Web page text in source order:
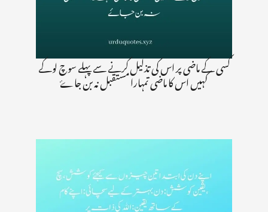
کسی کے ماضی پر اس کی تذلیل کرنے سے پہلے سوچ لوکے
کہیں اس کا ماضی تمہارا مستقبل نہ بن جاۓ